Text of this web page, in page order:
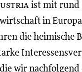
ist mit rund
in
die heimische
wir